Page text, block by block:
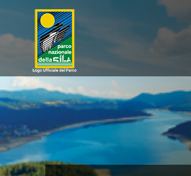
Vai al contenuto principale